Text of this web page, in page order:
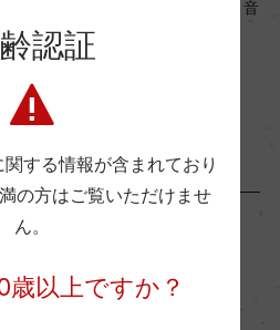
ン・ラ・ハヴァス～ワインと音
楽～
2021年12月1日
」が同じ商品
認証
する情報が含まれており
の方はご覧いただけませ
ん。
以上ですか？